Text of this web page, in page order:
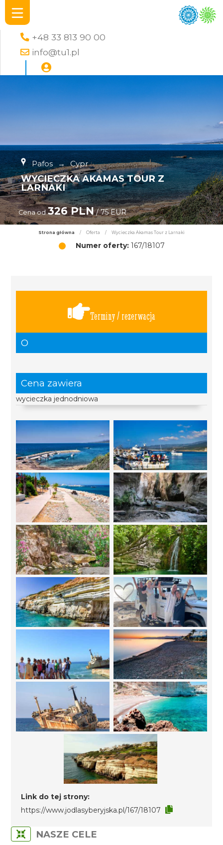
+48 33 813 90 00
info@tu1.pl
Pafos → Cypr
WYCIECZKA AKAMAS TOUR Z
LARNAKI
Cena od 326 PLN/ 75 EUR
Strona główna / Oferta / Wycieczka Akamas Tour z Larnaki
Numer oferty:167/18107
Terminy / rezerwacja
O
Cena zawiera
wycieczka jednodniowa
Link do tej strony:
https://www.jodlasyberyjska.pl/167/18107
NASZE CELE